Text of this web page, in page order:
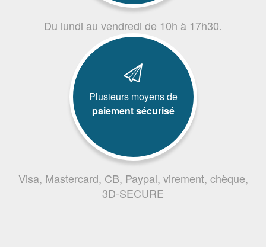
Du lundi au vendredi de 10h à 17h30.
Plusieurs moyens de
paiement sécurisé
Visa, Mastercard, CB, Paypal, virement, chèque,
3D-SECURE